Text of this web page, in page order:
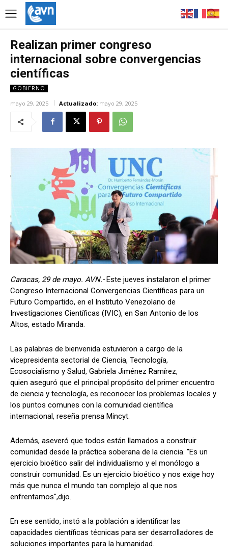
Realizan primer congreso
internacional sobre convergencias
científicas
GOBIERNO
mayo 29, 2025 Actualizado: mayo 29, 2025
Caracas, 29 de mayo. AVN.-Este jueves instalaron el primer
Congreso Internacional Convergencias Científicas para un
Futuro Compartido, en el Instituto Venezolano de
Investigaciones Científicas (IVIC), en San Antonio de los
Altos, estado Miranda.
Las palabras de bienvenida estuvieron a cargo de la
vicepresidenta sectorial de Ciencia, Tecnología,
Ecosocialismo y Salud, Gabriela Jiménez Ramírez,
quien aseguró que el principal propósito del primer encuentro
de ciencia y tecnología, es reconocer los problemas locales y
los puntos comunes con la comunidad científica
internacional, reseña prensa Mincyt.
Además, aseveró que todos están llamados a construir
comunidad desde la práctica soberana de la ciencia. "Es un
ejercicio bioético salir del individualismo y el monólogo a
construir comunidad. Es un ejercicio bioético y nos exige hoy
más que nunca el mundo tan complejo al que nos
enfrentamos",dijo.
En ese sentido, instó a la población a identificar las
capacidades científicas técnicas para ser desarrolladores de
soluciones importantes para la humanidad.